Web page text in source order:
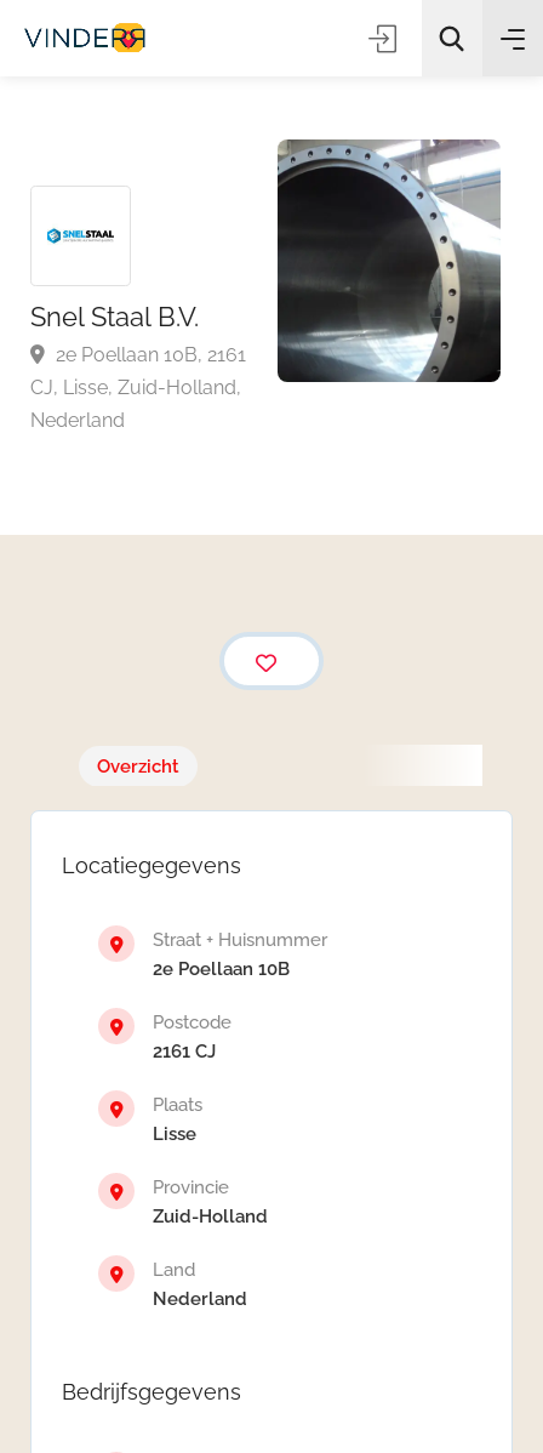
Zoeken
Snel Staal B.V.
2e Poellaan 10B, 2161
CJ, Lisse, Zuid-Holland,
Overzicht
Locatiegegevens
Straat + Huisnummer
2e Poellaan 10B
Postcode
2161 CJ
Plaats
Lisse
Provincie
Zuid-Holland
Land
Nederland
Bedrijfsgegevens